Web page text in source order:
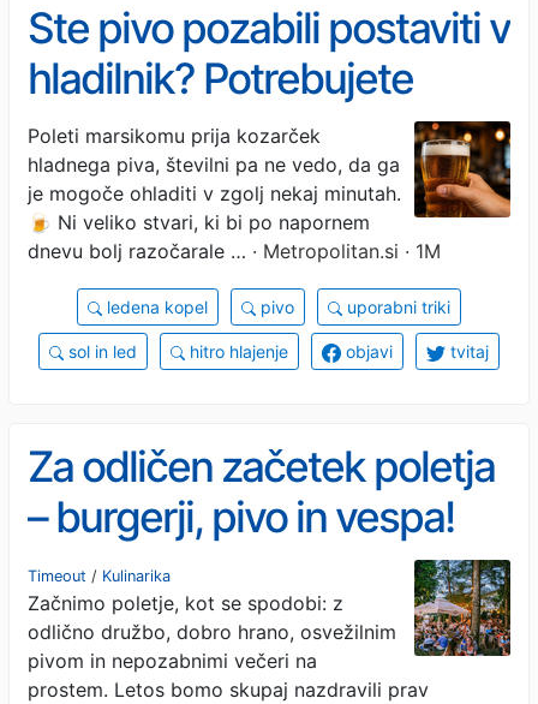
Ste pivo pozabili postaviti v
hladilnik? Potrebujete
samo 3 sestavine, ki jih že
imate v kuhinji - in pijača
bo taka, kot mora biti:
popolno ohlajena
Poleti marsikomu prija kozarček
hladnega piva, številni pa ne vedo, da ga
je mogoče ohladiti v zgolj nekaj minutah.
🍺 Ni veliko stvari, ki bi po napornem
dnevu bolj razočarale … · Metropolitan.si · 1M
ledena kopel pivo uporabni triki
sol in led hitro hlajenje objavi tvitaj
Za odličen začetek poletja
– burgerji, pivo in vespa!
#nagradnaigra
Timeout / Kulinarika
Začnimo poletje, kot se spodobi: z
odlično družbo, dobro hrano, osvežilnim
pivom in nepozabnimi večeri na
prostem. Letos bomo skupaj nazdravili prav